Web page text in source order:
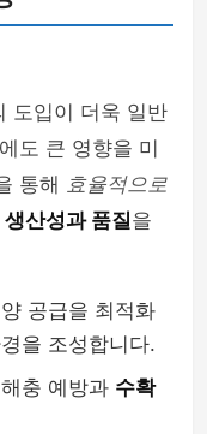
도입이 더욱 일반
도 큰 영향을 미
통해 효율적으로
생산성과 품질을
공급을 최적화
을 조성합니다.
충 예방과 수확